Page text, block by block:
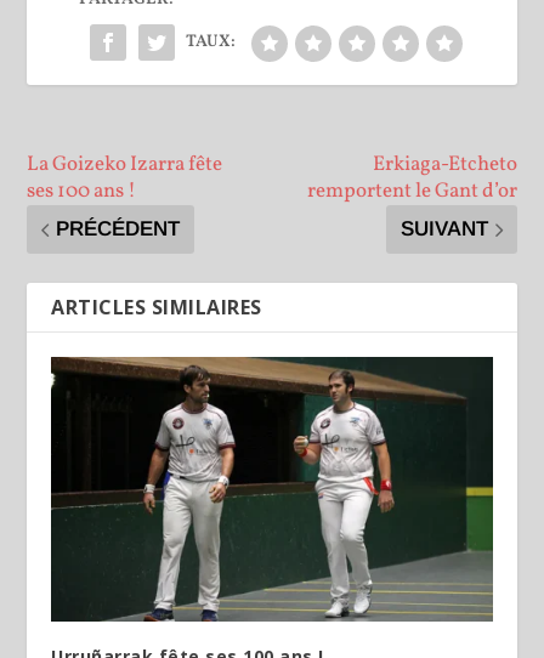
TAUX:
La Goizeko Izarra fête
ses 100 ans !
PRÉCÉDENT
Erkiaga-Etcheto
remportent le Gant d’or
SUIVANT
ARTICLES SIMILAIRES